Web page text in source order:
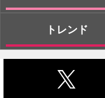
トレンド